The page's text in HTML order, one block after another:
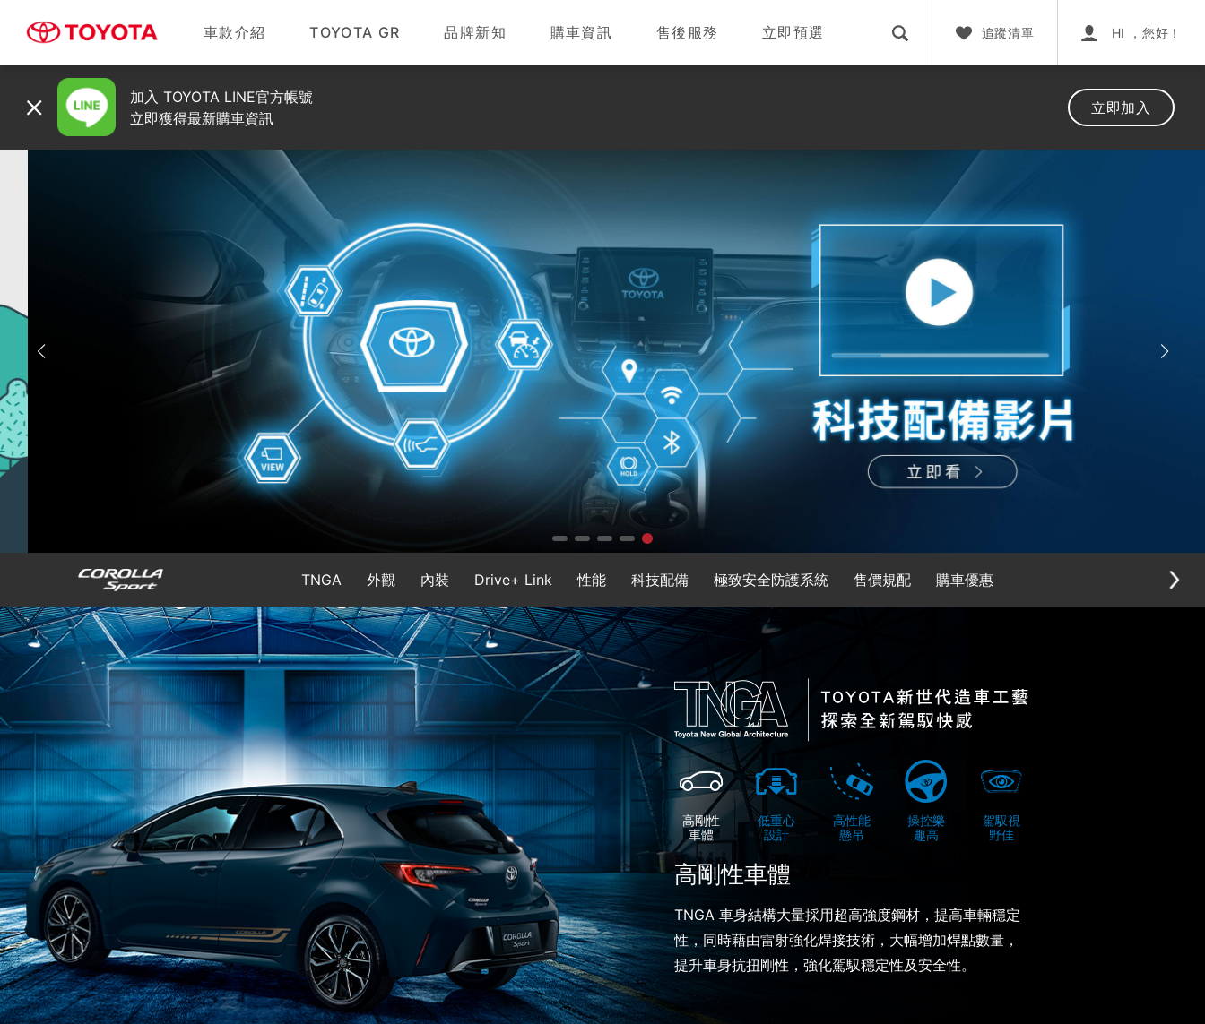
車款介紹 TOYOTA GR 品牌新知 購車資訊 售後服務 立即預選 追蹤清單 HI ，您好！
加入 TOYOTA LINE官方帳號
立即獲得最新購車資訊
立即加入
TNGA 外觀 內裝 Drive+ Link 性能 科技配備 極致安全防護系統 售價規配 購車優惠
高剛性
車體
低重心
設計
高性能
懸吊
操控樂
趣高
駕馭視
野佳
高剛性車體
TNGA 車身結構大量採用超高強度鋼材，提高車輛穩定
性，同時藉由雷射強化焊接技術，大幅增加焊點數量，
提升車身抗扭剛性，強化駕馭穩定性及安全性。